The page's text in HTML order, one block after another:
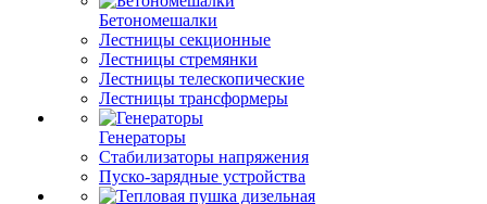
Бетономешалки
Лестницы секционные
Лестницы стремянки
Лестницы телескопические
Лестницы трансформеры
Генераторы
Стабилизаторы напряжения
Пуско-зарядные устройства